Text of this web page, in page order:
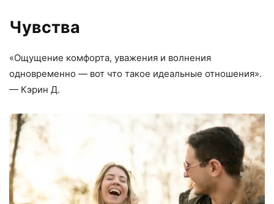
Чувства
«Ощущение комфорта, уважения и волнения
одновременно — вот что такое идеальные отношения».
— Кэрин Д.